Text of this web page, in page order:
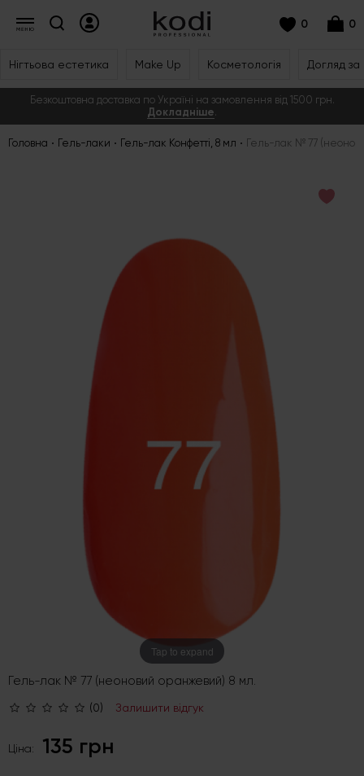
0 0
Нігтьова естетика Make Up Косметологія Догляд
Безкоштовна доставка по Україні на замовлення від 1500 грн.
Докладніше.
Головна Гель-лаки Гель-лак Конфетті, 8 мл Гель-лак № 77
Tap to expand
Гель-лак № 77 (неоновий оранжевий) 8 мл.
(0) Залишити відгук
Ціна: 135 грн